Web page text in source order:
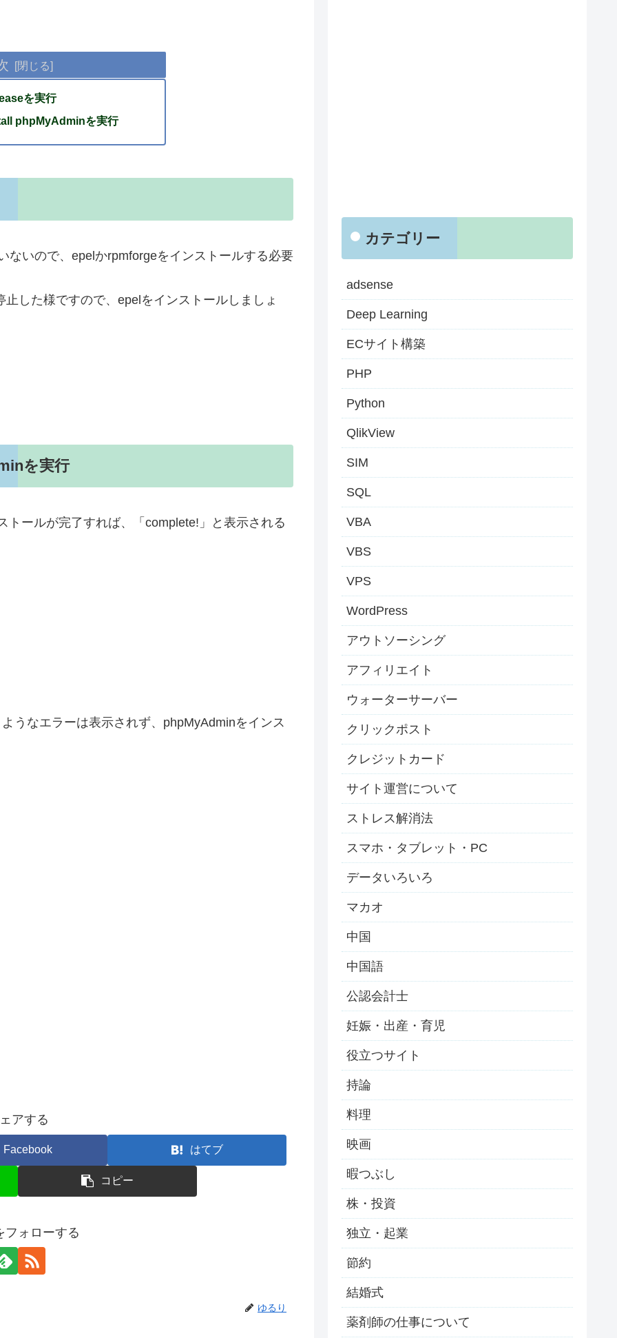
を実行
phpMyAdminを実行
ないので、epelかrpmforgeをインストールする必要
した様ですので、epelをインストールしましょ
を実行
ールが完了すれば、「complete!」と表示される
うなエラーは表示されず、phpMyAdminをインス
アする
Facebook はてブ
コピー
フォローする
ゆるり
カテゴリー
adsense
Deep Learning
ECサイト構築
PHP
Python
QlikView
SIM
SQL
VBA
VBS
VPS
WordPress
アウトソーシング
アフィリエイト
ウォーターサーバー
クリックポスト
クレジットカード
サイト運営について
ストレス解消法
スマホ・タブレット・PC
データいろいろ
マカオ
中国
中国語
公認会計士
妊娠・出産・育児
役立つサイト
持論
料理
映画
暇つぶし
株・投資
独立・起業
節約
結婚式
薬剤師の仕事について